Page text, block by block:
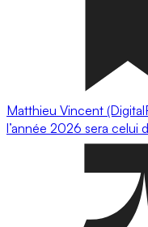
Matthieu Vincent
l’année 2026 sera celui